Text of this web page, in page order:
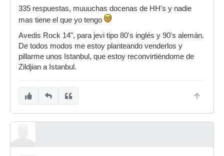
335 respuestas, muuuchas docenas de HH's y nadie
mas tiene el que yo tengo
Avedis Rock 14", para jevi tipo 80's inglés y 90's alemán.
De todos modos me estoy planteando venderlos y
pillarme unos Istanbul, que estoy reconvirtiéndome de
Zildjian a Istanbul.